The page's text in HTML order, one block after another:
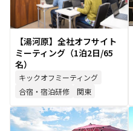
【湯河原】全社オフサイト
ミーティング（1泊2日/65
名）
キックオフミーティング
合宿・宿泊研修
関東